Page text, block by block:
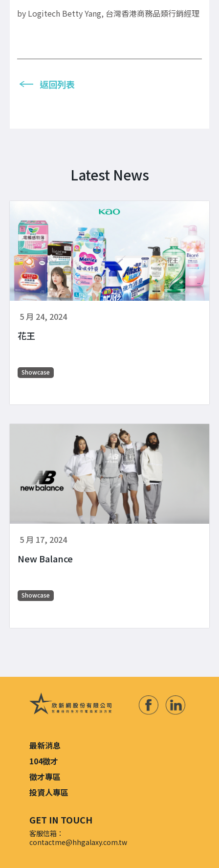
by Logitech Betty Yang, 台灣香港商務品類行銷經理
返回列表
Latest News
Showcase
花王
5 月 24, 2024
Showcase
New Balance
5 月 17, 2024
GET IN TOUCH
客服信箱：
contactme@hhgalaxy.com.tw
最新消息
104徵才
徵才專區
投資人專區